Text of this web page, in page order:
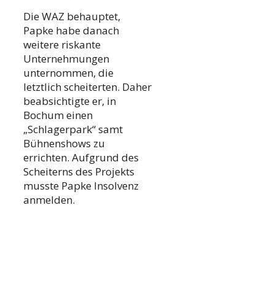
Die WAZ behauptet,
Papke habe danach
weitere riskante
Unternehmungen
unternommen, die
letztlich scheiterten. Daher
beabsichtigte er, in
Bochum einen
„Schlagerpark“ samt
Bühnenshows zu
errichten. Aufgrund des
Scheiterns des Projekts
musste Papke Insolvenz
anmelden.